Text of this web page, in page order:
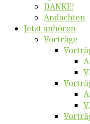
DANKE!
An­dach­ten
Jetzt an­hö­ren
Vor­trä­ge